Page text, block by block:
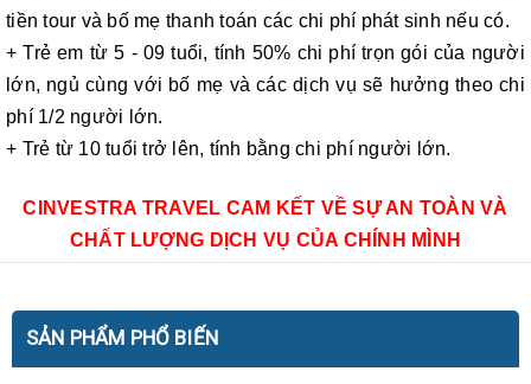
tiền tour và bố mẹ thanh toán các chi phí phát sinh nếu có.
+ Trẻ em từ 5 - 09 tuổi, tính 50% chi phí trọn gói của người
lớn, ngủ cùng với bố mẹ và các dịch vụ sẽ hưởng theo chi
phí 1/2 người lớn.
+ Trẻ từ 10 tuổi trở lên, tính bằng chi phí người lớn.
CINVESTRA TRAVEL CAM KẾT VỀ SỰ AN TOÀN VÀ
CHẤT LƯỢNG DỊCH VỤ CỦA CHÍNH MÌNH
SẢN PHẨM PHỔ BIẾN